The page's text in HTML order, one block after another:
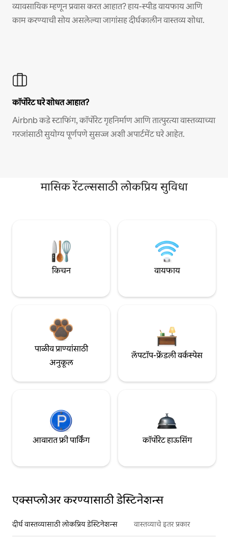
व्यावसायिक म्हणून प्रवास करत आहात? हाय-स्पीड वायफाय आणि
काम करण्याची सोय असलेल्या जागांसह दीर्घकालीन वास्तव्य शोधा.
कॉर्पोरेट घरे शोधत आहात?
Airbnb कडे स्टाफिंग, कॉर्पोरेट गृहनिर्माण आणि तात्पुरत्या वास्तव्याच्या
गरजांसाठी सुयोग्य पूर्णपणे सुसज्ज अशी अपार्टमेंट घरे आहेत.
मासिक रेंटल्ससाठी लोकप्रिय सुविधा
किचन वायफाय
पाळीव प्राण्यांसाठी
अनुकूल
लॅपटॉप-फ्रेंडली वर्कस्पेस
आवारात फ्री पार्किंग कॉर्पोरेट हाऊसिंग
एक्सप्लोअर करण्यासाठी डेस्टिनेशन्स
दीर्घ वास्तव्यासाठी लोकप्रिय डेस्टिनेशन्स वास्तव्याचे इतर प्रकार